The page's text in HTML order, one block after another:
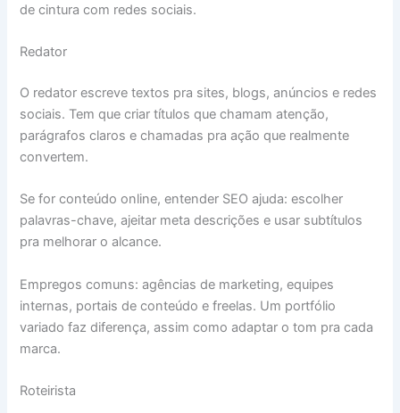
de cintura com redes sociais.
Redator
O redator escreve textos pra sites, blogs, anúncios e redes
sociais. Tem que criar títulos que chamam atenção,
parágrafos claros e chamadas pra ação que realmente
convertem.
Se for conteúdo online, entender SEO ajuda: escolher
palavras-chave, ajeitar meta descrições e usar subtítulos
pra melhorar o alcance.
Empregos comuns: agências de marketing, equipes
internas, portais de conteúdo e freelas. Um portfólio
variado faz diferença, assim como adaptar o tom pra cada
marca.
Roteirista